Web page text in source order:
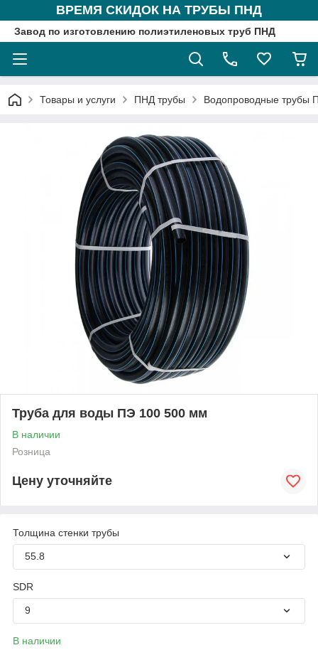
ВРЕМЯ СКИДОК НА ТРУБЫ ПНД
Завод по изготовлению полиэтиленовых труб ПНД
Товары и услуги ПНД трубы Водопроводные трубы
Труба для воды ПЭ 100 500 мм
В наличии
Розница
Цену уточняйте
Толщина стенки трубы
55.8
SDR
9
В наличии